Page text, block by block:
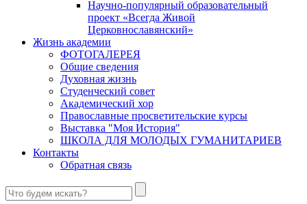
Научно-популярный образовательный
проект «Всегда Живой
Церковнославянский»
Жизнь академии
ФОТОГАЛЕРЕЯ
Общие сведения
Духовная жизнь
Студенческий совет
Академический хор
Православные просветительские курсы
Выставка "Моя История"
ШКОЛА ДЛЯ МОЛОДЫХ ГУМАНИТАРИЕВ
Контакты
Обратная связь